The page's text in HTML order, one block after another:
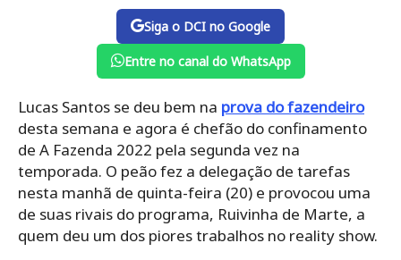
Siga o DCI no Google
Entre no canal do WhatsApp
Lucas Santos se deu bem na prova do fazendeiro
desta semana e agora é chefão do confinamento
de A Fazenda 2022 pela segunda vez na
temporada. O peão fez a delegação de tarefas
nesta manhã de quinta-feira (20) e provocou uma
de suas rivais do programa, Ruivinha de Marte, a
quem deu um dos piores trabalhos no reality show.